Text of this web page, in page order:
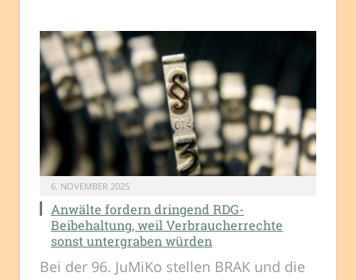
6. NOVEMBER 2025
Anwälte fordern dringend RDG-
Beibehaltung, weil Verbraucherrechte
sonst untergraben würden
Bei der 96. JuMiKo stellen BRAK und die